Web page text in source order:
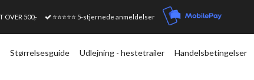
OVER 500,- ⭐⭐⭐⭐⭐ 5-stjernede anmeldelser
Størrelsesguide Udlejning - hestetrailer Handelsbetingelser